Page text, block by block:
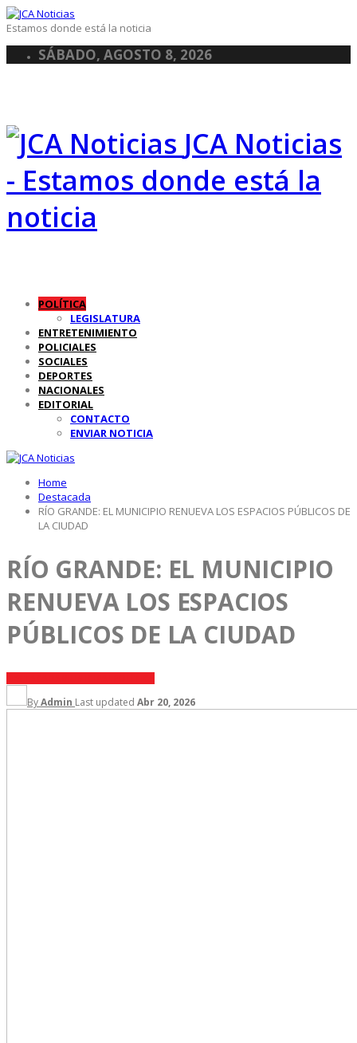
Estamos donde está la noticia
SÁBADO, AGOSTO 8, 2026
JCA Noticias
- Estamos donde está la
noticia
POLÍTICA
LEGISLATURA
ENTRETENIMIENTO
POLICIALES
SOCIALES
DEPORTES
NACIONALES
EDITORIAL
CONTACTO
ENVIAR NOTICIA
Home
Destacada
RÍO GRANDE: EL MUNICIPIO RENUEVA LOS ESPACIOS PÚBLICOS DE
LA CIUDAD
RÍO GRANDE: EL MUNICIPIO
RENUEVA LOS ESPACIOS
PÚBLICOS DE LA CIUDAD
ByAdmin Last updated Abr 20, 2026